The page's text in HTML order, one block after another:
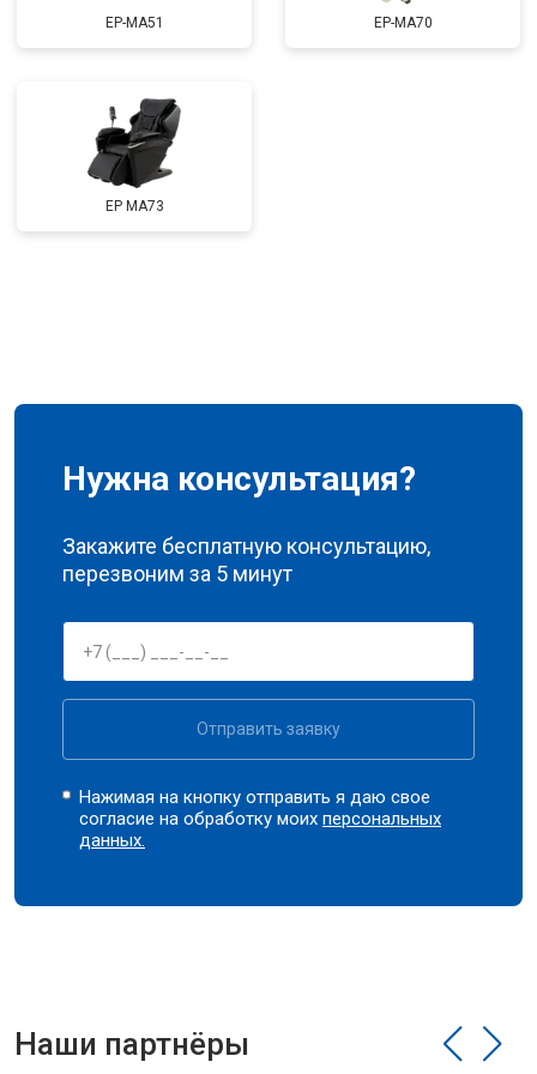
Ремонт сканера от 4800 ₽ Заказать
Замена сетевого трансформатора
Ремонт микро-лифта
EP-MA51 EP-MA70
EP MA73
Нужна консультация?
Закажите бесплатную консультацию,
перезвоним за 5 минут
Отправить заявку
Нажимая на кнопку отправить я даю свое
согласие на обработку моихперсональных
данных.
Наши партнёры